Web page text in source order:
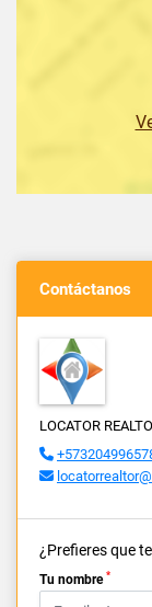
Contáctanos
LOCATOR
¿Prefieres que
Tu nombre *